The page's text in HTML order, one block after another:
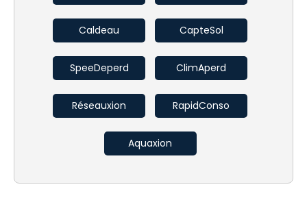
Caldeau CapteSol
SpeeDeperd ClimAperd
Réseauxion RapidConso
Aquaxion